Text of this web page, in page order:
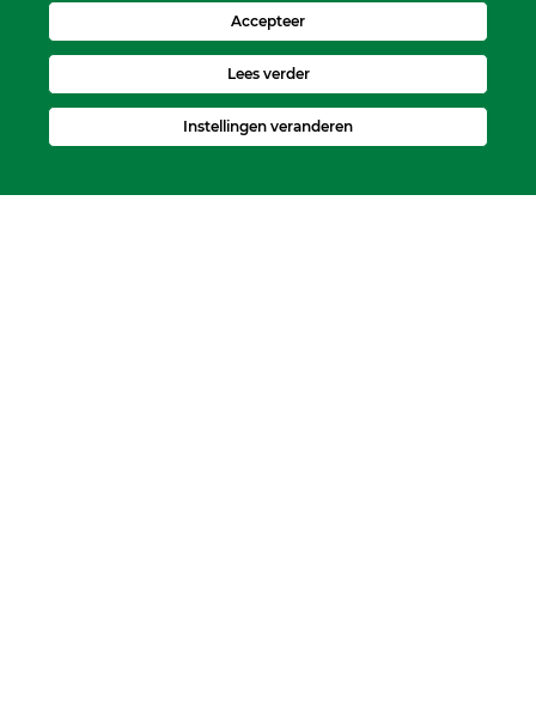
Accepteer
Lees verder
Instellingen veranderen